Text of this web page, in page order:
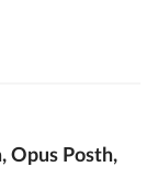
Opus Posth,